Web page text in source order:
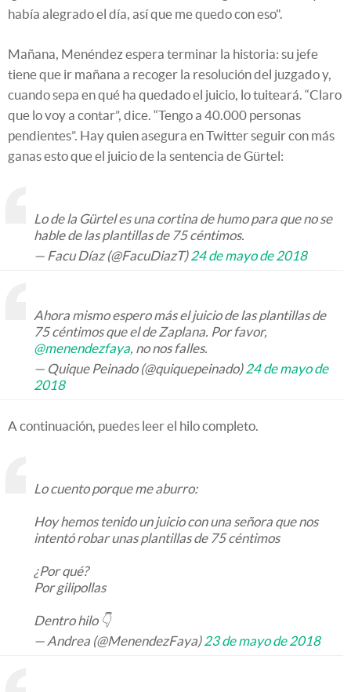
había alegrado el día, así que me quedo con eso".
Mañana, Menéndez espera terminar la historia: su jefe
tiene que ir mañana a recoger la resolución del juzgado y,
cuando sepa en qué ha quedado el juicio, lo tuiteará. “Claro
que lo voy a contar”, dice. “Tengo a 40.000 personas
pendientes”. Hay quien asegura en Twitter seguir con más
ganas esto que el juicio de la sentencia de Gürtel:
Lo de la Gürtel es una cortina de humo para que no se
hable de las plantillas de 75 céntimos.
— Facu Díaz (@FacuDiazT)24 de mayo de 2018
Ahora mismo espero más el juicio de las plantillas de
75 céntimos que el de Zaplana. Por favor,
@menendezfaya, no nos falles.
— Quique Peinado (@quiquepeinado)24 de mayo de
2018
A continuación, puedes leer el hilo completo.
Lo cuento porque me aburro:
Hoy hemos tenido un juicio con una señora que nos
intentó robar unas plantillas de 75 céntimos
¿Por qué?
Por gilipollas
Dentro hilo 👇
— Andrea (@MenendezFaya)23 de mayo de 2018